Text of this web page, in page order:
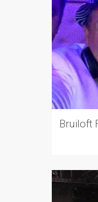
Bruiloft